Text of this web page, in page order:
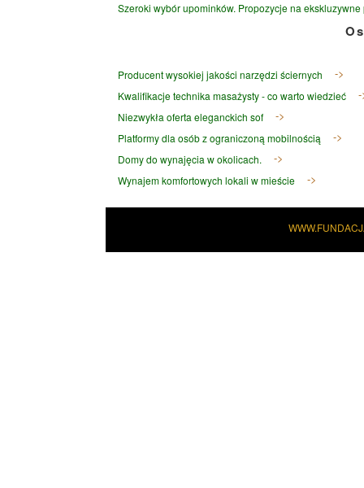
Szeroki wybór upominków. Propozycje na ekskluzywne
Producent wysokiej jakości narzędzi ściernych
Kwalifikacje technika masażysty - co warto wiedzieć
Niezwykła oferta eleganckich sof
Platformy dla osób z ograniczoną mobilnością
Domy do wynajęcia w okolicach.
Wynajem komfortowych lokali w mieście